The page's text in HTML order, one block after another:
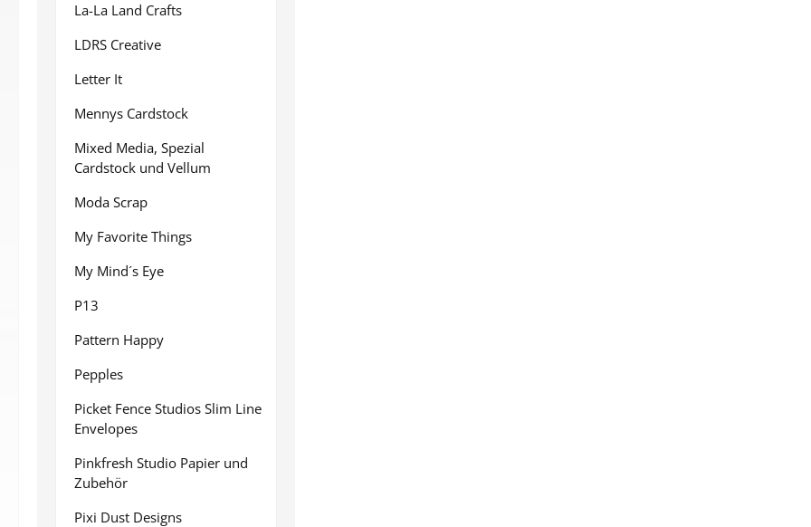
La-La Land Crafts
LDRS Creative
Letter It
Mennys Cardstock
Mixed Media, Spezial
Cardstock und Vellum
Moda Scrap
My Favorite Things
My Mind´s Eye
P13
Pattern Happy
Pepples
Picket Fence Studios Slim Line
Envelopes
Pinkfresh Studio Papier und
Zubehör
Pixi Dust Designs